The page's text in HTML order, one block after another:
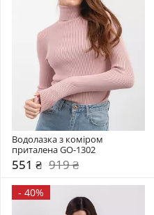
Водолазка з коміром
приталена GO-1302
551 ₴ 919 ₴
- 40%